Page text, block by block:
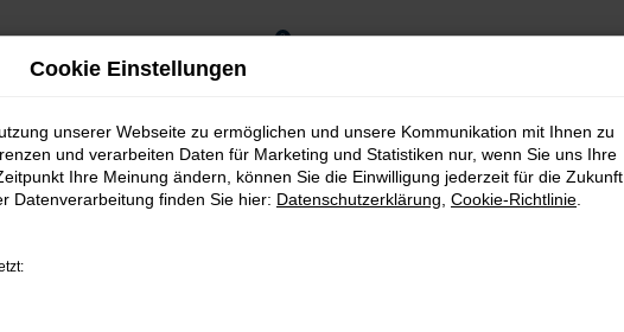
0
Cookie Einstellungen
unserer Webseite zu ermöglichen und unsere Kommunikation mit Ihnen zu
und verarbeiten Daten für Marketing und Statistiken nur, wenn Sie uns Ihre
Ihre Meinung ändern, können Sie die Einwilligung jederzeit für die Zukunft
Datenverarbeitung finden Sie hier: Datenschutzerklärung Cookie-Richtlinie